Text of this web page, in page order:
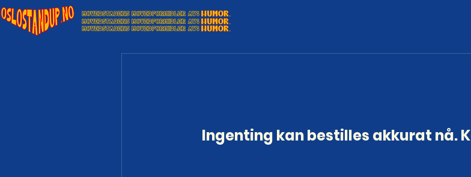
Ingenting kan bestilles akkurat nå.